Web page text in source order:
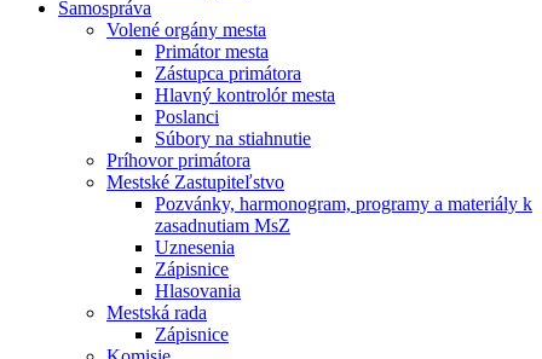
Samospráva
Volené orgány mesta
Primátor mesta
Zástupca primátora
Hlavný kontrolór mesta
Poslanci
Súbory na stiahnutie
Príhovor primátora
Mestské Zastupiteľstvo
Pozvánky, harmonogram, programy a materiály k
zasadnutiam MsZ
Uznesenia
Zápisnice
Hlasovania
Mestská rada
Zápisnice